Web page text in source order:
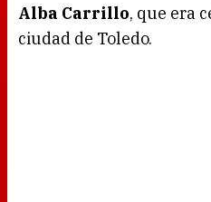
Alba Carrillo, que era
ciudad de Toledo.